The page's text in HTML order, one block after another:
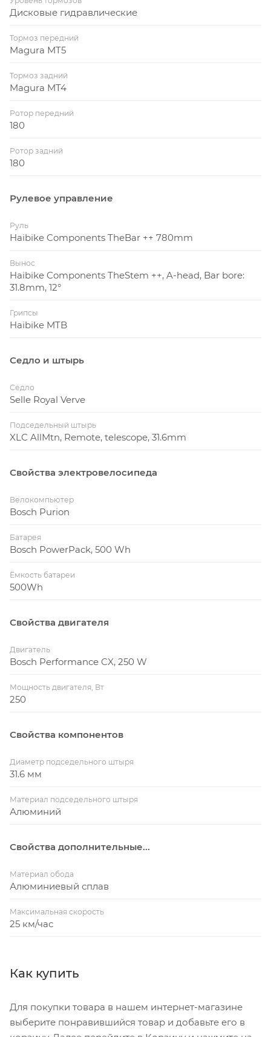
Дисковые гидравлические
Тормоз передний
Magura MT5
Тормоз задний
Magura MT4
Ротор передний
180
Ротор задний
180
Рулевое управление
Руль
Haibike Components TheBar ++ 780mm
Вынос
Haibike Components TheStem ++, A-head, Bar bore:
31.8mm, 12°
Грипсы
Haibike MTB
Седло и штырь
Седло
Selle Royal Verve
Подседельный штырь
XLC AllMtn, Remote, telescope, 31.6mm
Свойства электровелосипеда
Велокомпьютер
Bosch Purion
Батарея
Bosch PowerPack, 500 Wh
Ёмкость батареи
500Wh
Свойства двигателя
Двигатель
Bosch Performance CX, 250 W
Мощность двигателя, Вт
250
Свойства компонентов
Диаметр подседельного штыря
31.6 мм
Материал подседельного штыря
Алюминий
Свойства дополнительные...
Материал обода
Алюминиевый сплав
Максимальная скорость
25 км/час
Как купить
Для покупки товара в нашем интернет-магазине
выберите понравившийся товар и добавьте его в